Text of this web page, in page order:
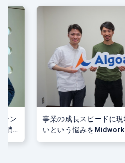
ン
消-
事業の成長スピードに
いという悩みを